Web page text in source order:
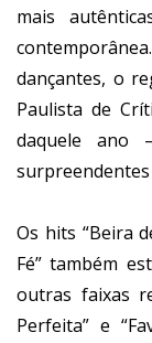
mais
dançantes, o
Paulista de
daquele
Os hits “Beira
Fé” também
outras faixas
Perfeita” e